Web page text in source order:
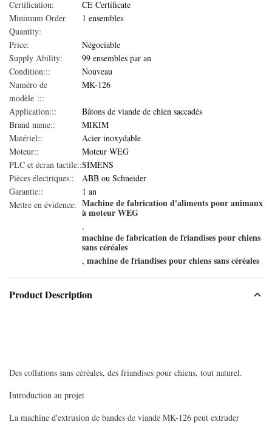
Certification:
CE Certificate
Minimum Order
Quantity:
1 ensembles
Price:
Négociable
Supply Ability:
99 ensembles par an
Condition:::
Nouveau
Numéro de
modèle :::
MK-126
Application:::
Bâtons de viande de chien saccadés
Brand name::
MIKIM
Matériel::
Acier inoxydable
Moteur::
Moteur WEG
PLC et écran tactile::SIMENS
Pièces électriques::
ABB ou Schneider
Garantie::
1 an
Mettre en évidence: Machine de fabrication d'aliments pour animaux
à moteur WEG
,
machine de fabrication de friandises pour chiens
sans céréales
, machine de friandises pour chiens sans céréales
Product Description
Des collations sans céréales, des friandises pour chiens, tout naturel.
Introduction au projet
La machine d'extrusion de bandes de viande MK-126 peut extruder